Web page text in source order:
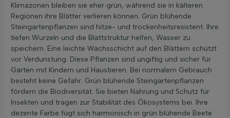
Klimazonen bleiben sie eher grün, während sie in kälteren
Regionen ihre Blätter verlieren können. Grün blühende
Steingartenpflanzen sind hitze- und trockenheitsresistent. Ihre
tiefen Wurzeln und die Blattstruktur helfen, Wasser zu
speichern. Eine leichte Wachsschicht auf den Blättern schützt
vor Verdunstung. Diese Pflanzen sind ungiftig und sicher für
Gärten mit Kindern und Haustieren. Bei normalem Gebrauch
besteht keine Gefahr. Grün blühende Steingartenpflanzen
fördern die Biodiversität. Sie bieten Nahrung und Schutz für
Insekten und tragen zur Stabilität des Ökosystems bei. Ihre
dezente Farbe fügt sich harmonisch in grün blühende Beete